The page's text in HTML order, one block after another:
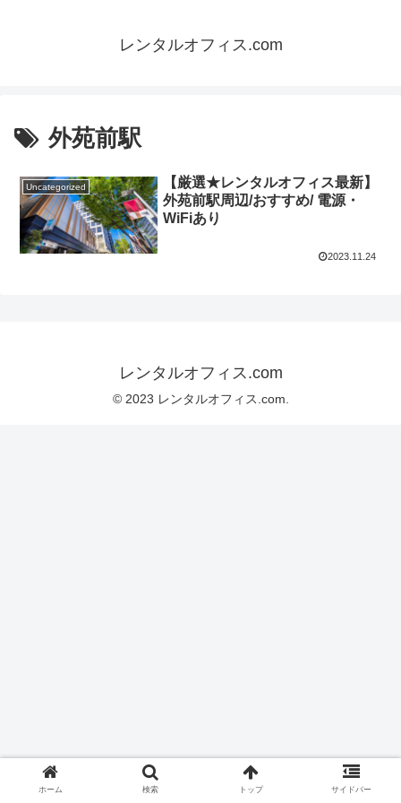
レンタルオフィス.com
外苑前駅
Uncategorized
【厳選★レンタルオフィス最新】
外苑前駅周辺/おすすめ/ 電源・
WiFiあり
2023.11.24
レンタルオフィス.com
© 2023 レンタルオフィス.com.
ホーム 検索 トップ サイドバー